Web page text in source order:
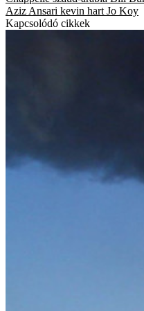
Aziz Ansari kevin hart Jo Koy
Kapcsolódó cikkek